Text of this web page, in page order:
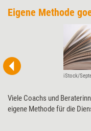
Eigene Methode
iStock/
Viele Coachs und
eigene Methode für die